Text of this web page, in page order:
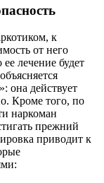
к
от него
лечение будет
она действует
Кроме того, по
наркоман
прежний
приводит к